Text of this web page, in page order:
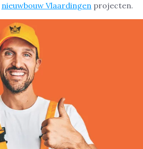
nieuwbouw Vlaardingen projecten.